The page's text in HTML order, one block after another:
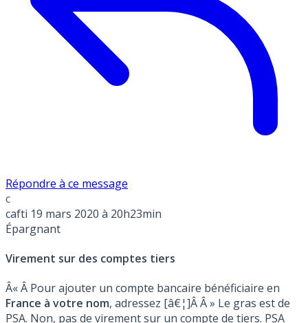
Répondre à ce message
c
cafti 19 mars 2020 à 20h23min
Épargnant
Virement sur des comptes tiers
Â« Â Pour ajouter un compte bancaire bénéficiaire en
France à votre nom, adressez [â€¦]Â Â » Le gras est de
PSA. Non, pas de virement sur un compte de tiers. PSA